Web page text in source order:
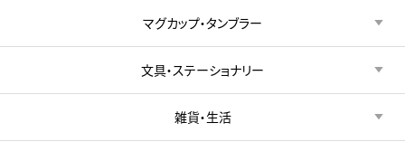
マグカップ・タンブラー
文具・ステーショナリー
雑貨・生活